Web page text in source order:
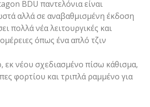
BDU παντελόνια είναι
αλλά σε αναβαθμισμένη έκδοση
πολλά νέα λειτουργικές και
όπως ένα απλό τζιν
εκ νέου σχεδιασμένο πίσω κάθισμα,
φορτίου και τριπλά ραμμένο για